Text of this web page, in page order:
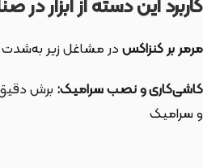
کاربرد این دسته از ابزار در
مرمر بر کنزاکسدر مشاغل زیر به‌شدت
کاشی‌کاری و نصب سرامیک: برش
و سرامیک